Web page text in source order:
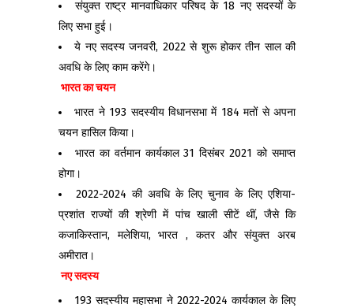
संयुक्त राष्ट्र मानवाधिकार परिषद के 18 नए सदस्यों के
लिए सभा हुई।
ये नए सदस्य जनवरी, 2022 से शुरू होकर तीन साल की
अवधि के लिए काम करेंगे।
भारत का चयन
भारत ने 193 सदस्यीय विधानसभा में 184 मतों से अपना
चयन हासिल किया।
भारत का वर्तमान कार्यकाल 31 दिसंबर 2021 को समाप्त
होगा।
2022-2024 की अवधि के लिए चुनाव के लिए एशिया-
प्रशांत राज्यों की श्रेणी में पांच खाली सीटें थीं, जैसे कि
कजाकिस्तान, मलेशिया, भारत , कतर और संयुक्त अरब
अमीरात।
नए सदस्य
193 सदस्यीय महासभा ने 2022-2024 कार्यकाल के लिए